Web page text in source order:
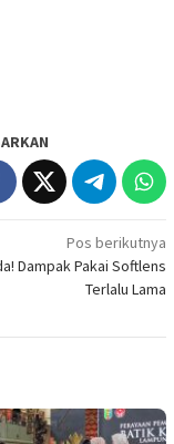
Pos berikutnya
Dampak Pakai Softlens
Terlalu Lama